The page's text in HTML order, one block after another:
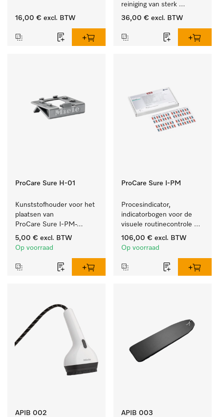
16,00 € excl. BTW
reiniging van sterk
vervuild serviesgoed,
36,00 € excl. BTW
ProCare Sure H-01
Kunststofhouder voor het
plaatsen van
ProCare Sure I-PM-
indicatoren.
5,00 € excl. BTW
Op voorraad
ProCare Sure I-PM
Procesindicator,
indicatorbogen voor de
visuele routinecontrole
tijdens het reinigings- en
desinfectieproces.
106,00 € excl. BTW
Op voorraad
APIB 002 APIB 003